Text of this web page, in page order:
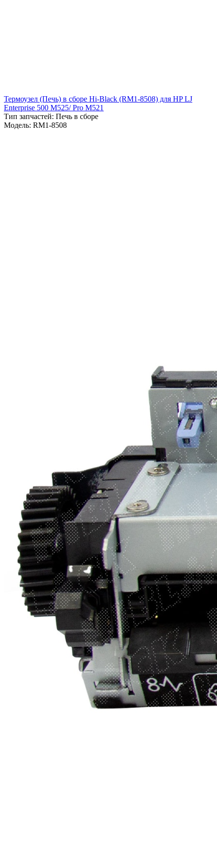
Термоузел (Печь) в сборе Hi-Black (RM1-8508) для HP LJ
Enterprise 500 M525/ Pro M521
Тип запчастей: Печь в сборе
Модель: RM1-8508